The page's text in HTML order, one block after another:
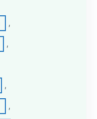
,
,
,
,